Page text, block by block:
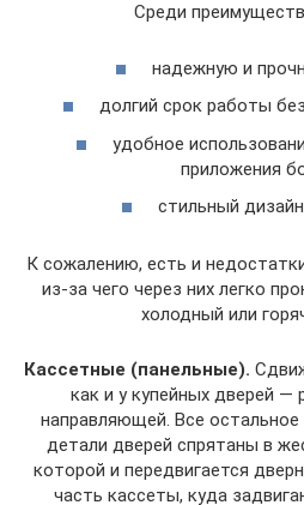
Среди
надежную и
долгий срок работы
удобное
приложения
стильный
К сожалению, есть и
из-за чего через них легко
холодный или
Кассетные (панельные).
как и у купейных дверей —
направляющей. Все остальное
детали дверей спрятаны в
которой и передвигается
часть кассеты, куда